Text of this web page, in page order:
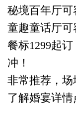
秘境百年厅可
童趣童话厅可
餐标1299起
冲！
非常推荐，
了解婚宴详情